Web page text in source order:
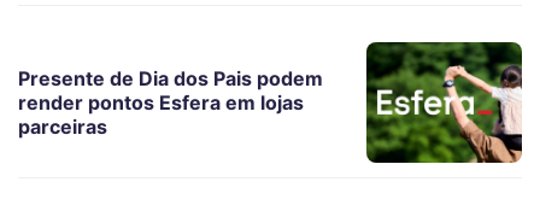
Presente de Dia dos Pais podem
render pontos Esfera em lojas
parceiras